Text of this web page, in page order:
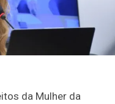
da Mulher da